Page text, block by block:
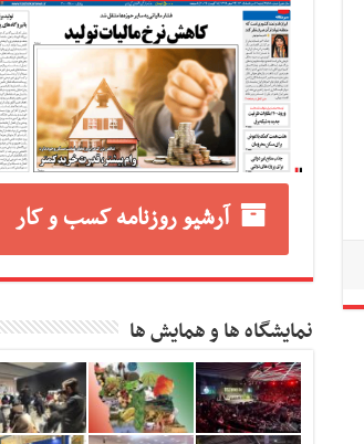
آرشیو روزنامه کسب و کار
نمایشگاه ها و همایش ها